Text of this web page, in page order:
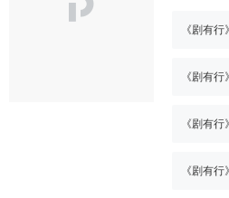
《剧有
《剧有
《剧有
《剧有